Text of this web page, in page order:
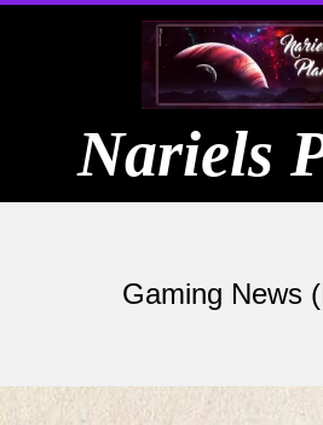
Nariels
Gaming News